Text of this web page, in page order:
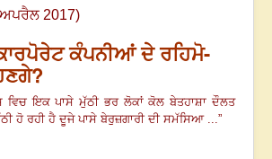
2017)
ਕੰਪਨੀਆਂ ਦੇ ਰਹਿਮੋ-
ਵਿਚ ਇਕ ਪਾਸੇ ਮੁੱਠੀ ਭਰ ਲੋਕਾਂ ਕੋਲ ਬੇਤਹਾਸ਼ਾ ਦੌਲਤ
ਹੋ ਰਹੀ ਹੈ ਦੂਜੇ ਪਾਸੇ ਬੇਰੁਜ਼ਗਾਰੀ ਦੀ ਸਮੱਸਿਆ ...”